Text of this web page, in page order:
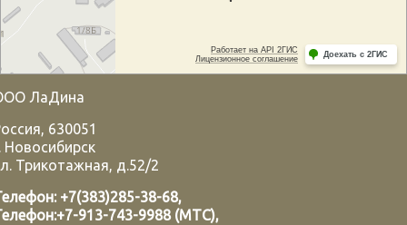
ЛаДина
, 630051
Новосибирск
Трикотажная, д.52/2
+7(383)285-38-68,
+7-913-743-9988 (МТС),